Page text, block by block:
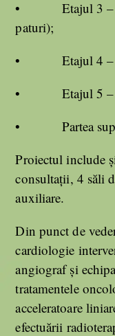
• Etajul 3 –
paturi);
• Etajul 4 –
• Etajul 5 –
• Partea
Proiectul include
consultații, 4 săli
auxiliare.
Din punct de
cardiologie
angiograf și
tratamentele
acceleratoare
efectuării